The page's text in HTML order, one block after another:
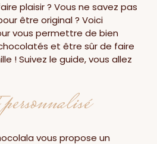
plaisir ? Vous ne savez pas
être original ? Voici
vous permettre de bien
et être sûr de faire
! Suivez le guide, vous allez
vous propose un